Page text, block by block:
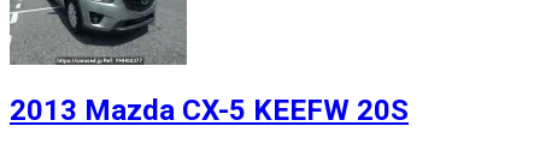
2013 Mazda CX-5 KEEFW 20S